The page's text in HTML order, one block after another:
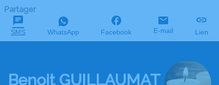
Partager
SMS WhatsApp Facebook E-mail Lien
Benoit GUILLAUMAT